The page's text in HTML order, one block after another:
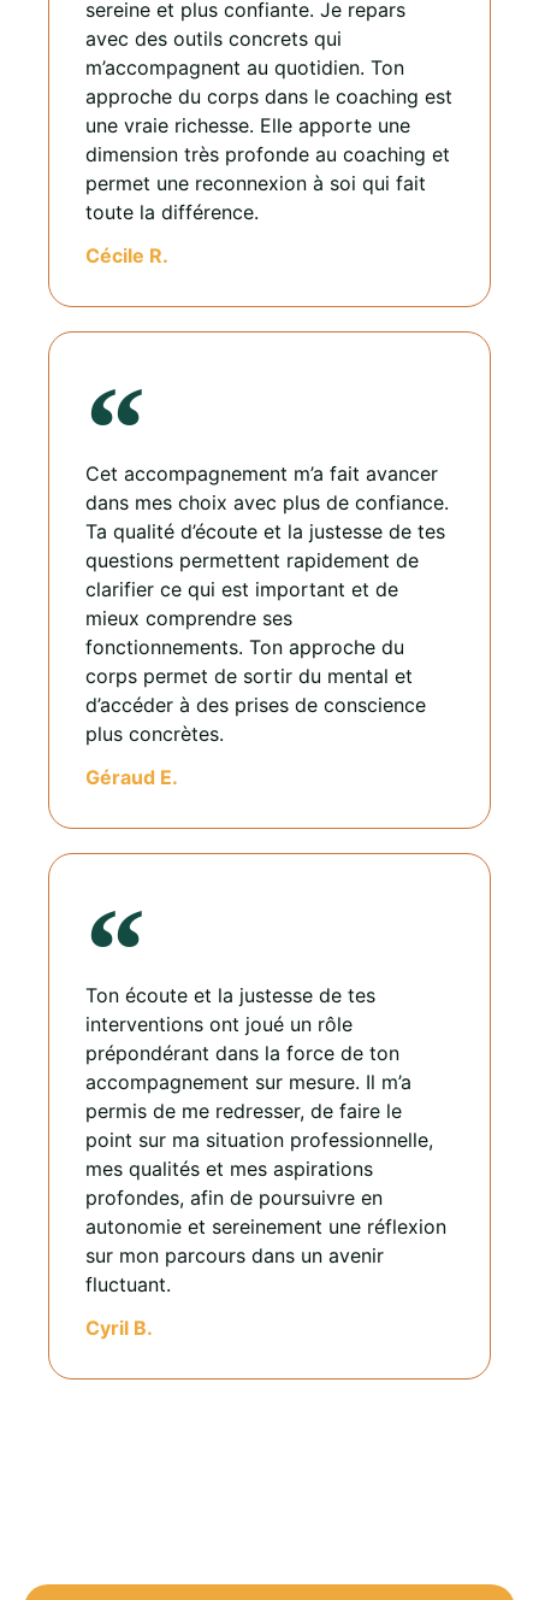
sereine et plus confiante. Je repars
avec des outils concrets qui
m’accompagnent au quotidien. Ton
approche du corps dans le coaching est
une vraie richesse. Elle apporte une
dimension très profonde au coaching et
permet une reconnexion à soi qui fait
toute la différence.
Cécile R.
Cet accompagnement m’a fait avancer
dans mes choix avec plus de confiance.
Ta qualité d’écoute et la justesse de tes
questions permettent rapidement de
clarifier ce qui est important et de
mieux comprendre ses
fonctionnements. Ton approche du
corps permet de sortir du mental et
d’accéder à des prises de conscience
plus concrètes.
Géraud E.
Ton écoute et la justesse de tes
interventions ont joué un rôle
prépondérant dans la force de ton
accompagnement sur mesure. Il m’a
permis de me redresser, de faire le
point sur ma situation professionnelle,
mes qualités et mes aspirations
profondes, afin de poursuivre en
autonomie et sereinement une réflexion
sur mon parcours dans un avenir
fluctuant.
Cyril B.